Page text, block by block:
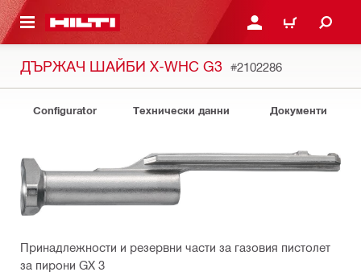
СЪДЪРЖАНИЕ ВЛЕЗ ИЛИ СЕ
КОЛИЧКА
ДЪРЖАЧ ШАЙБИ X-WHC G3 #2102286
Configurator Технически данни Документи
Принадлежности и резервни части за газовия пистолет
за пирони GX 3